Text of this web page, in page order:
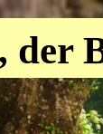
der